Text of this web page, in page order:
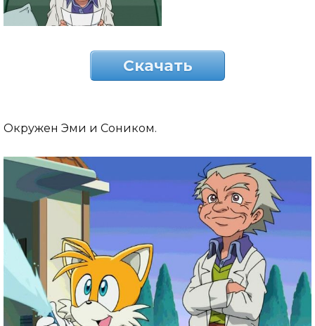
Скачать
Окружен Эми и Соником.